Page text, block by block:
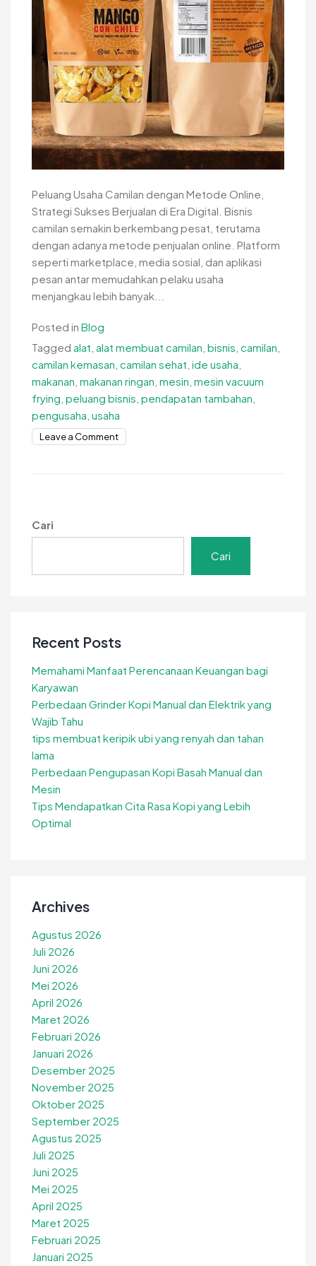
Peluang Usaha Camilan dengan Metode Online,
Strategi Sukses Berjualan di Era Digital. Bisnis
camilan semakin berkembang pesat, terutama
dengan adanya metode penjualan online. Platform
seperti marketplace, media sosial, dan aplikasi
pesan antar memudahkan pelaku usaha
menjangkau lebih banyak...
Posted in Blog
Tagged alat alat membuat camilan bisnis camilan
camilan kemasan camilan sehat ide usaha
makanan makanan ringan mesin mesin vacuum
frying peluang bisnis pendapatan tambahan
pengusaha usaha
Leave a Commenton
Online
Cari
Cari
Recent Posts
Memahami Manfaat Perencanaan Keuangan bagi
Karyawan
Perbedaan Grinder Kopi Manual dan Elektrik yang
Wajib Tahu
tips membuat keripik ubi yang renyah dan tahan
lama
Perbedaan Pengupasan Kopi Basah Manual dan
Mesin
Tips Mendapatkan Cita Rasa Kopi yang Lebih
Optimal
Archives
Agustus 2026
Juli 2026
Juni 2026
Mei 2026
April 2026
Maret 2026
Februari 2026
Januari 2026
Desember 2025
November 2025
Oktober 2025
September 2025
Agustus 2025
Juli 2025
Juni 2025
Mei 2025
April 2025
Maret 2025
Februari 2025
Januari 2025